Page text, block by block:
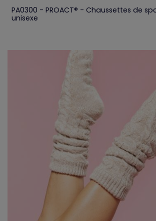
PA0300 - PROACT® - Chaussettes de
unisexe